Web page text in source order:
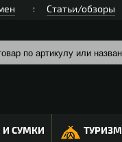
Статьи/обзоры
СУМКИ